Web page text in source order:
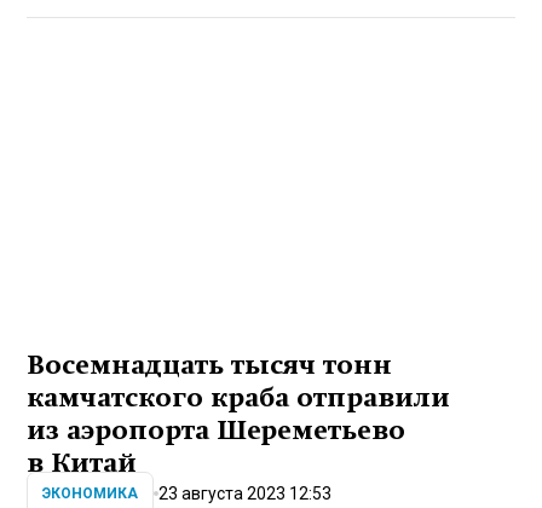
Восемнадцать тысяч тонн
камчатского краба отправили
из аэропорта Шереметьево
в Китай
ЭКОНОМИКА 23 августа 2023 12:53